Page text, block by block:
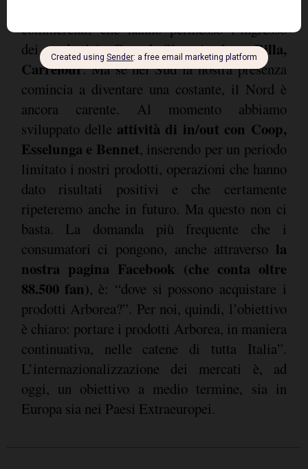
commerciali che hanno permesso l’ingresso
dei prodotti inConad, Sisa, Auchan, Billa,
Carrefour. Ma se nel Sud la nostra presenza
comincia a diventare una costante, il Nord è
ancora carente. Al momento abbiamo
sviluppato delle attività di in/out con Coop,
Esselunga e Bennet, inserendo per un periodo
limitato i nostri prodotti, operazioni che hanno
dato risultati positivi e che certamente
ripeteremo anche in futuro. Ma questo non ci
basta. La domanda più frequente che i
consumatori ci pongono, anche attraverso la
nostra pagina Facebook (che conta oltre
88.500 fan), è: “dove si possono acquistare i
prodotti Arborea?”. Per noi, quindi, l’obiettivo
è chiaro: portare i prodotti Arborea, in maniera
continuativa, nelle catene di tutta Italia”.
L’internazionalizzazione dei mercati è, ad
oggi, un obiettivo a medio termine, sia in
Europa sia nei Paesi Extraeuropei.